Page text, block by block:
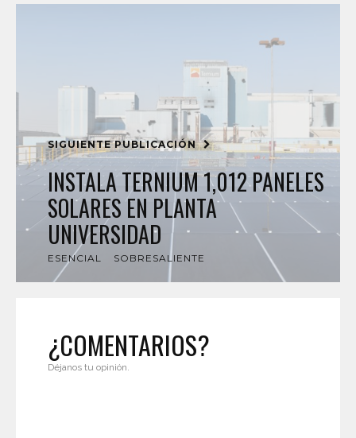
SIGUIENTE PUBLICACIÓN
INSTALA TERNIUM 1,012 PANELES
SOLARES EN PLANTA
UNIVERSIDAD
ESENCIAL SOBRESALIENTE
¿COMENTARIOS?
Déjanos tu opinión.